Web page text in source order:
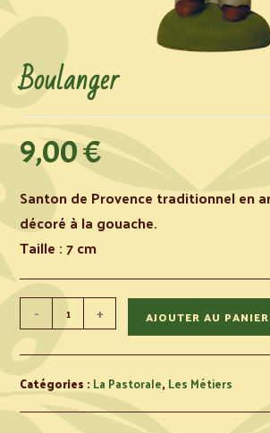
Boulanger
9,00€
Santon de Provence traditionnel en
décoré à la gouache.
Taille : 7 cm
- + AJOUTER AU PANIER
Catégories : La Pastorale,Les Métiers